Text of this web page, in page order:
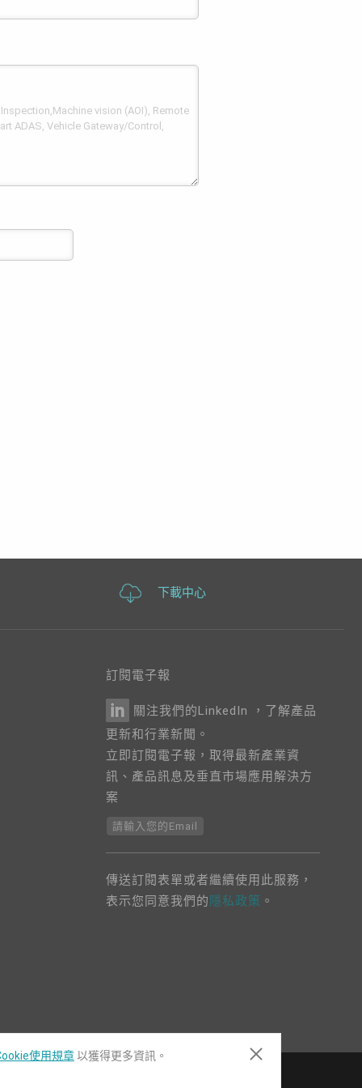
下載中心
訂閱電子報
關注我們的LinkedIn ，了解產品
更新和行業新聞。
立即訂閱電子報，取得最新產業資
訊、產品訊息及垂直市場應用解決方
案
請輸入您的Email
傳送訂閱表單或者繼續使用此服務，
表示您同意我們的 隱私政策 。
使用規章以獲得更多資訊。